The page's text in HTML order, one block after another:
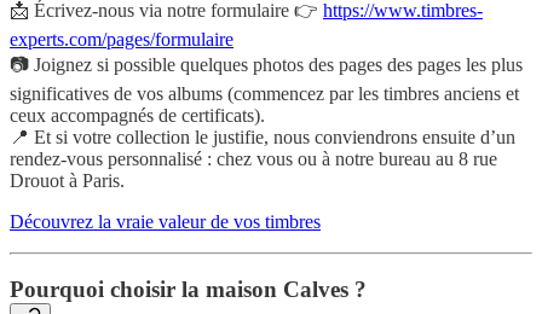
📩 Écrivez-nous via notre formulaire 👉 https://www.timbres-
experts.com/pages/formulaire
📷 Joignez si possible quelques photos des pages des pages les plus
significatives de vos albums (commencez par les timbres anciens et
ceux accompagnés de certificats).
📍 Et si votre collection le justifie, nous conviendrons ensuite d’un
rendez-vous personnalisé : chez vous ou à notre bureau au 8 rue
Drouot à Paris.
Découvrez la vraie valeur de vos timbres
Pourquoi choisir la maison Calves ?